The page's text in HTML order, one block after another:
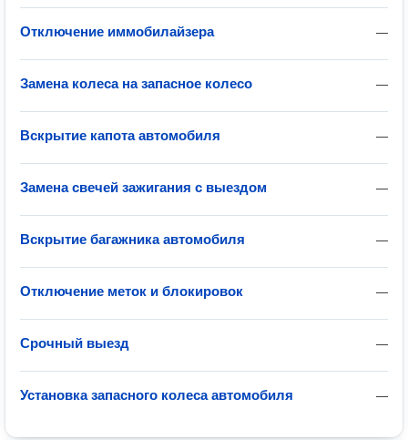
—
Отключение иммобилайзера
—
Замена колеса на запасное колесо
—
Вскрытие капота автомобиля
—
Замена свечей зажигания с выездом
—
Вскрытие багажника автомобиля
—
Отключение меток и блокировок
—
Срочный выезд
—
Установка запасного колеса автомобиля